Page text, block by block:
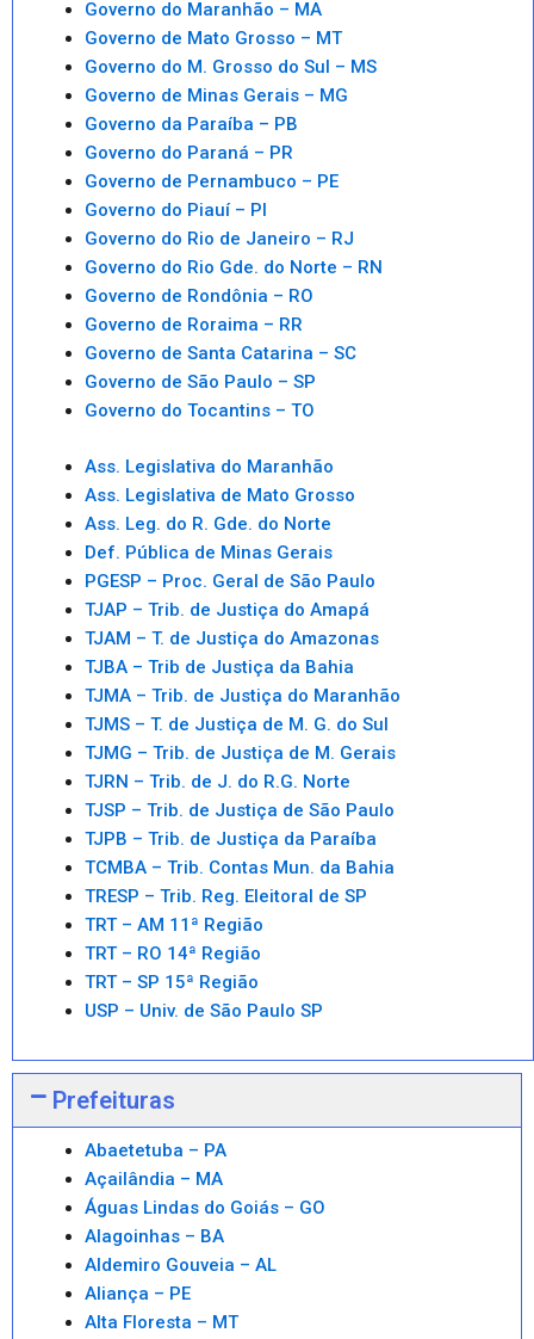
Governo do Maranhão – MA
Governo de Mato Grosso – MT
Governo do M. Grosso do Sul – MS
Governo de Minas Gerais – MG
Governo da Paraíba – PB
Governo do Paraná – PR
Governo de Pernambuco – PE
Governo do Piauí – PI
Governo do Rio de Janeiro – RJ
Governo do Rio Gde. do Norte – RN
Governo de Rondônia – RO
Governo de Roraima – RR
Governo de Santa Catarina – SC
Governo de São Paulo – SP
Governo do Tocantins – TO
Ass. Legislativa do Maranhão
Ass. Legislativa de Mato Grosso
Ass. Leg. do R. Gde. do Norte
Def. Pública de Minas Gerais
PGESP – Proc. Geral de São Paulo
TJAP – Trib. de Justiça do Amapá
TJAM – T. de Justiça do Amazonas
TJBA – Trib de Justiça da Bahia
TJMA – Trib. de Justiça do Maranhão
TJMS – T. de Justiça de M. G. do Sul
TJMG – Trib. de Justiça de M. Gerais
TJRN – Trib. de J. do R.G. Norte
TJSP – Trib. de Justiça de São Paulo
TJPB – Trib. de Justiça da Paraíba
TCMBA – Trib. Contas Mun. da Bahia
TRESP – Trib. Reg. Eleitoral de SP
TRT – AM 11ª Região
TRT – RO 14ª Região
TRT – SP 15ª Região
USP – Univ. de São Paulo SP
Prefeituras
Abaetetuba – PA
Açailândia – MA
Águas Lindas do Goiás – GO
Alagoinhas – BA
Aldemiro Gouveia – AL
Aliança – PE
Alta Floresta – MT